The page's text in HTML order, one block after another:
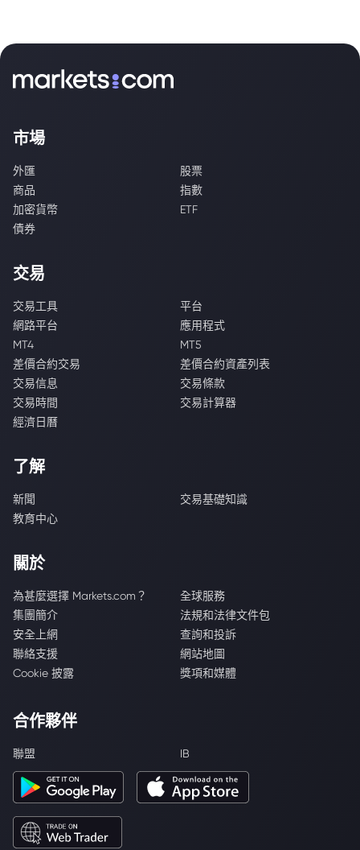
市場
外匯
股票
商品
指數
加密貨幣
ETF
債券
交易
交易工具
平台
網路平台
應用程式
MT4
MT5
差價合約交易
差價合約資產列表
交易信息
交易條款
交易時間
交易計算器
經濟日曆
了解
新聞
交易基礎知識
教育中心
關於
為甚麼選擇 Markets.com？
全球服務
集團簡介
法規和法律文件包
安全上網
查詢和投訴
聯絡支援
網站地圖
Cookie 披露
獎項和媒體
合作夥伴
聯盟 IB